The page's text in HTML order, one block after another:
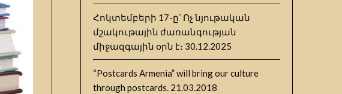
Հոկտեմբերի 17-ը՝ Ոչ նյութական
մշակութային ժառանգության
միջազգային օրն է։ 30.12.2025
“Postcards Armenia” will bring our culture
through postcards. 21.03.2018